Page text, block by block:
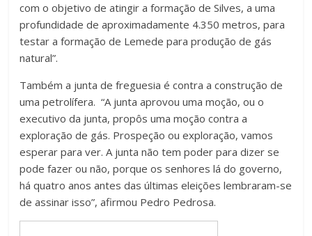
com o objetivo de atingir a formação de Silves, a uma
profundidade de aproximadamente 4.350 metros, para
testar a formação de Lemede para produção de gás
natural”.
Também a junta de freguesia é contra a construção de
uma petrolífera. “A junta aprovou uma moção, ou o
executivo da junta, propôs uma moção contra a
exploração de gás. Prospeção ou exploração, vamos
esperar para ver. A junta não tem poder para dizer se
pode fazer ou não, porque os senhores lá do governo,
há quatro anos antes das últimas eleições lembraram-se
de assinar isso”, afirmou Pedro Pedrosa.